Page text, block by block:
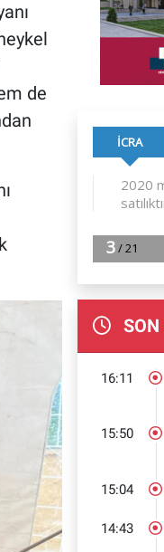
de
SON
16:11
15:50
15:04
14:43